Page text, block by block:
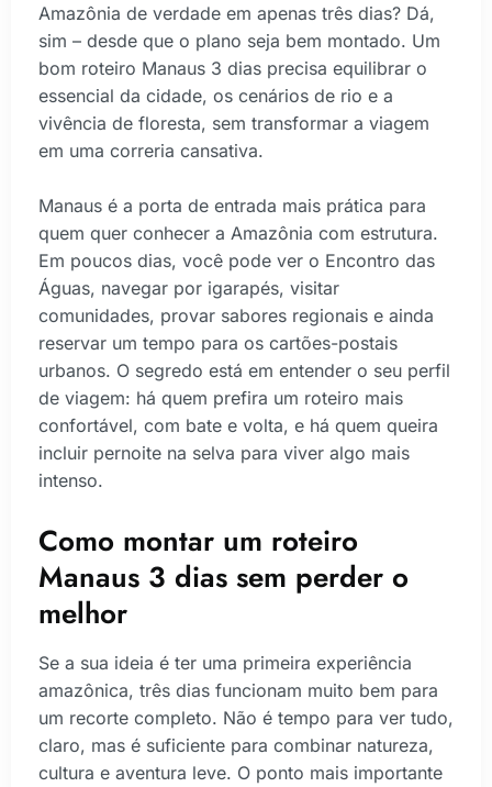
Amazônia de verdade em apenas três dias? Dá,
sim – desde que o plano seja bem montado. Um
bom roteiro Manaus 3 dias precisa equilibrar o
essencial da cidade, os cenários de rio e a
vivência de floresta, sem transformar a viagem
em uma correria cansativa.
Manaus é a porta de entrada mais prática para
quem quer conhecer a Amazônia com estrutura.
Em poucos dias, você pode ver o Encontro das
Águas, navegar por igarapés, visitar
comunidades, provar sabores regionais e ainda
reservar um tempo para os cartões-postais
urbanos. O segredo está em entender o seu perfil
de viagem: há quem prefira um roteiro mais
confortável, com bate e volta, e há quem queira
incluir pernoite na selva para viver algo mais
intenso.
Como montar um roteiro
Manaus 3 dias sem perder o
melhor
Se a sua ideia é ter uma primeira experiência
amazônica, três dias funcionam muito bem para
um recorte completo. Não é tempo para ver tudo,
claro, mas é suficiente para combinar natureza,
cultura e aventura leve. O ponto mais importante